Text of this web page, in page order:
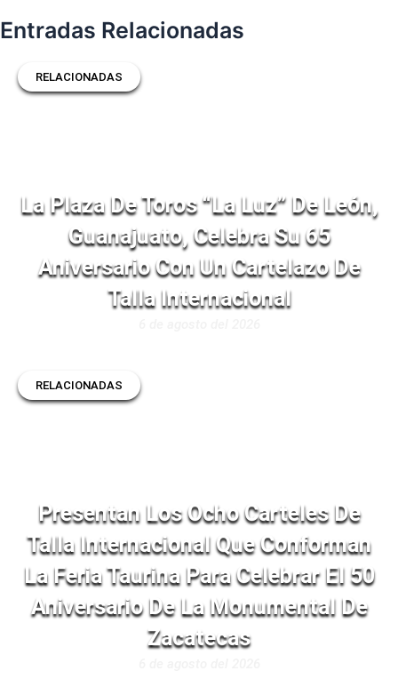
Entradas Relacionadas
RELACIONADAS
La Plaza De Toros “La Luz” De León,
Guanajuato, Celebra Su 65
Aniversario Con Un Cartelazo De
Talla Internacional
RELACIONADAS
Presentan Los Ocho Carteles De
Talla Internacional Que Conforman
La Feria Taurina Para Celebrar El 50
Aniversario De La Monumental De
Zacatecas